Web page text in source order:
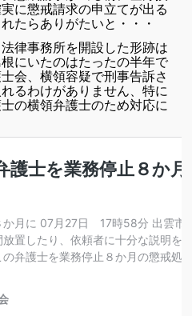
に懲戒請求の申立てが出る
たらありがたいと・・・
律事務所を開設した形跡は
にいたのはたったの半年で
会、横領容疑で刑事告訴さ
るわけがありません、特に
の横領弁護士のため対応に